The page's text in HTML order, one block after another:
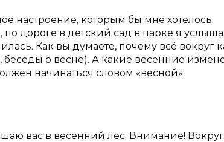
настроение, которым бы мне хотелось
дороге в детский сад в парке я
Как вы думаете, почему всё вокруг
беседы о весне). А какие весенние
начинаться словом «весной».
вас в весенний лес. Внимание!